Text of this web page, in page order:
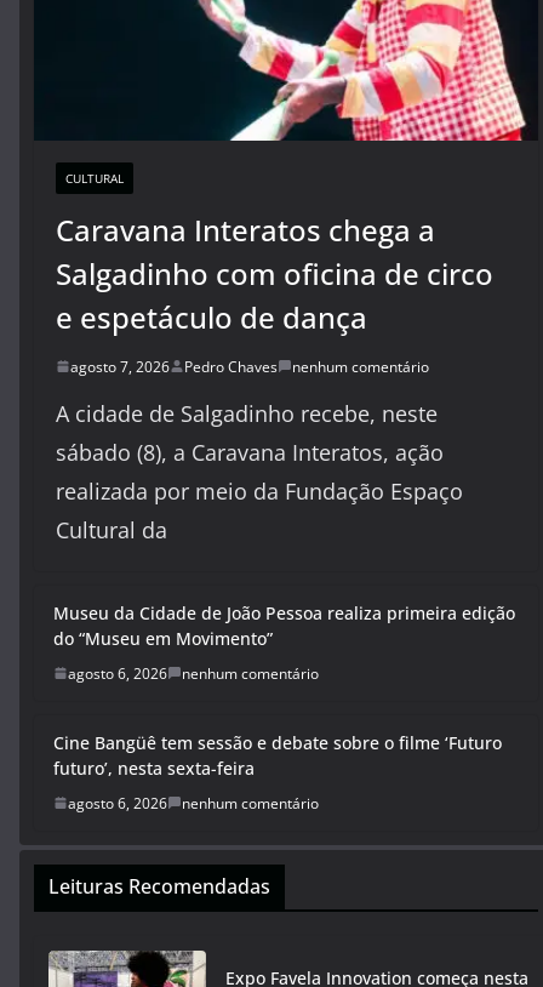
CULTURAL
Caravana Interatos chega a
Salgadinho com oficina de circo
e espetáculo de dança
agosto 7, 2026 Pedro Chaves nenhum comentário
A cidade de Salgadinho recebe, neste
sábado (8), a Caravana Interatos, ação
realizada por meio da Fundação Espaço
Cultural da
Museu da Cidade de João Pessoa realiza primeira edição
do “Museu em Movimento”
agosto 6, 2026 nenhum comentário
Cine Bangüê tem sessão e debate sobre o filme ‘Futuro
futuro’, nesta sexta-feira
agosto 6, 2026 nenhum comentário
Leituras Recomendadas
Expo Favela Innovation começa nesta